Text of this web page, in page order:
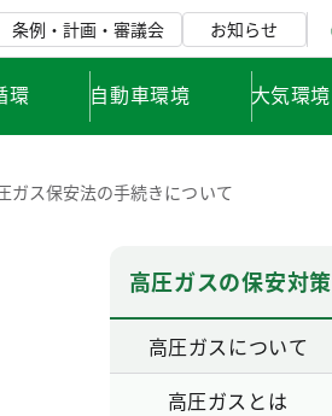
条例・計画・審議会 お知らせ
環 自動車環境 大気環境
ガス保安法の手続きについて
高圧ガスの保安対策
高圧ガスについて
高圧ガスとは